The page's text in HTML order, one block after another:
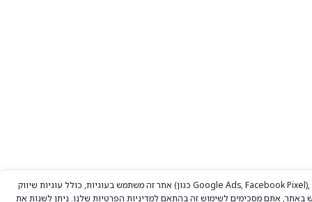
אתר זה משתמש בעוגיות, כולל עוגיות שיווק (כגון Google Ads, Facebook Pixel), לצורכי ניתוח ופרסום מותאם אישית.
באתר, אתם מסכימים לשימוש זה בהתאם למדיניות הפרטיות שלנו. ניתן לשנות את